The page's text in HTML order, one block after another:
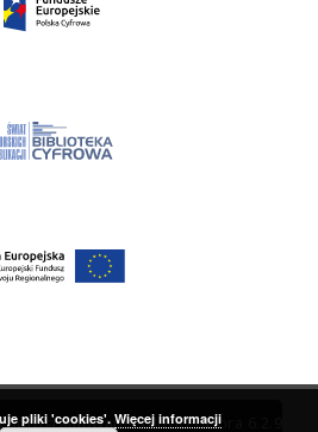
oprogramowaniuDInGO dLibra 6.2.9
pliki 'cookies'. Więcej informacji